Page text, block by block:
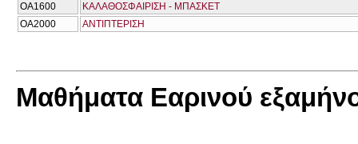
ΟΑ1600
ΚΑΛΑΘΟΣΦΑΙΡΙΣΗ - ΜΠΑΣΚΕΤ
ΟΑ2000
ΑΝΤΙΠΤΕΡΙΣΗ
Μαθήματα Εαρινού